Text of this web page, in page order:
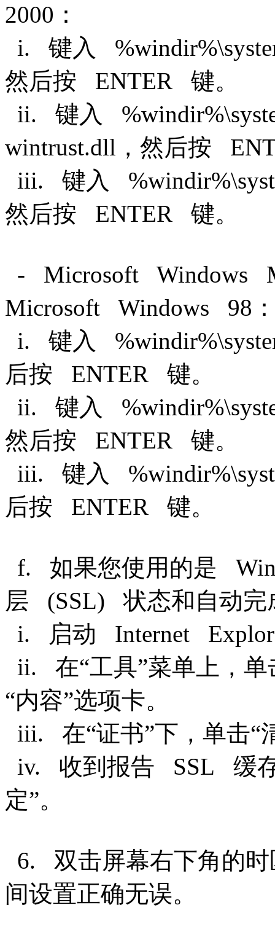
2000：
i. 键入
然后按 ENTER 键。
ii. 键入
wintrust.dll，然后按
iii. 键入
然后按 ENTER 键。
- Microsoft Windows
Microsoft Windows 98
i. 键入
后按 ENTER 键。
ii. 键入
然后按 ENTER 键。
iii. 键入
后按 ENTER 键。
f. 如果您使用的是
层 (SSL) 状态和自动
i. 启动 Internet
ii. 在“工具”菜单上，单
“内容”选项卡。
iii. 在“证书”下，单击
iv. 收到报告 SSL 缓存
定”。
6. 双击屏幕右下角的时
间设置正确无误。